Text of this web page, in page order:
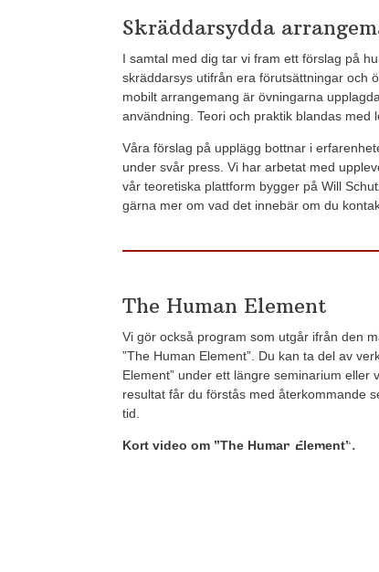
Skräddarsydda
I samtal med dig tar vi fram ett förslag på
skräddarsys utifrån era förutsättningar och
mobilt arrangemang är övningarna
användning. Teori och praktik blandas med
Våra förslag på upplägg bottnar i
under svår press. Vi har arbetat med
vår teoretiska plattform bygger på Will
gärna mer om vad det innebär om du
The Human Element
Vi gör också program som utgår ifrån den
”The Human Element”. Du kan ta del av
Element” under ett längre seminarium eller
resultat får du förstås med återkommande
tid.
Kort video om ”The Human Element”: